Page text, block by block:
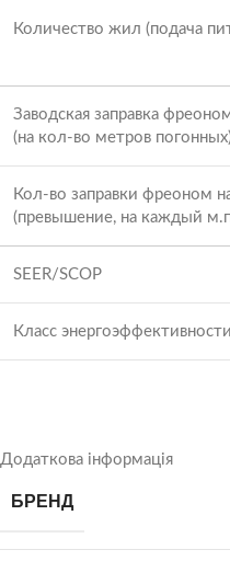
Количество жил (подача
Заводская заправка
(на кол-во метров
Кол-во заправки фреоном
(превышение, на каждый
SEER/SCOP
Класс энергоэффективности
Додаткова інформація
БРЕНД